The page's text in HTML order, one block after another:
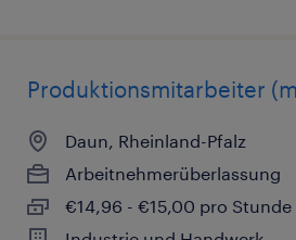
Produktionsmitarbeiter
Daun, Rheinland-Pfalz
Arbeitnehmerüberlassung
€14,96 - €15,00 pro Stunde